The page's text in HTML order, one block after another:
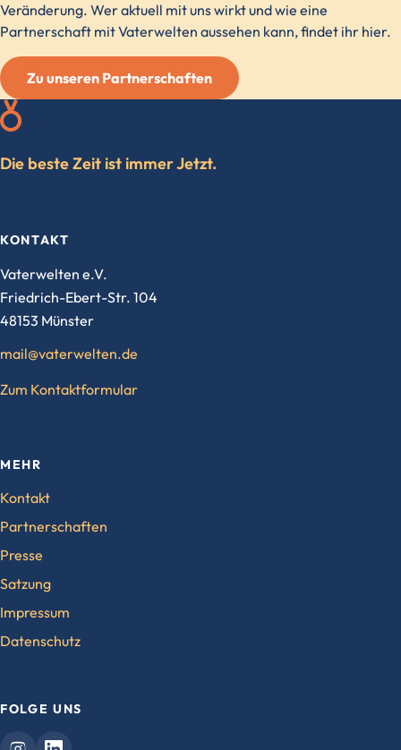
Veränderung. Wer aktuell mit uns wirkt und wie eine
Partnerschaft mit Vaterwelten aussehen kann, findet ihr hier.
Zu unseren Partnerschaften
Die beste Zeit ist immer Jetzt.
KONTAKT
Vaterwelten e.V.
Friedrich-Ebert-Str. 104
48153 Münster
mail@vaterwelten.de
Zum Kontaktformular
MEHR
Kontakt
Partnerschaften
Presse
Satzung
Impressum
Datenschutz
FOLGE UNS
VaterweltenVaterwelten